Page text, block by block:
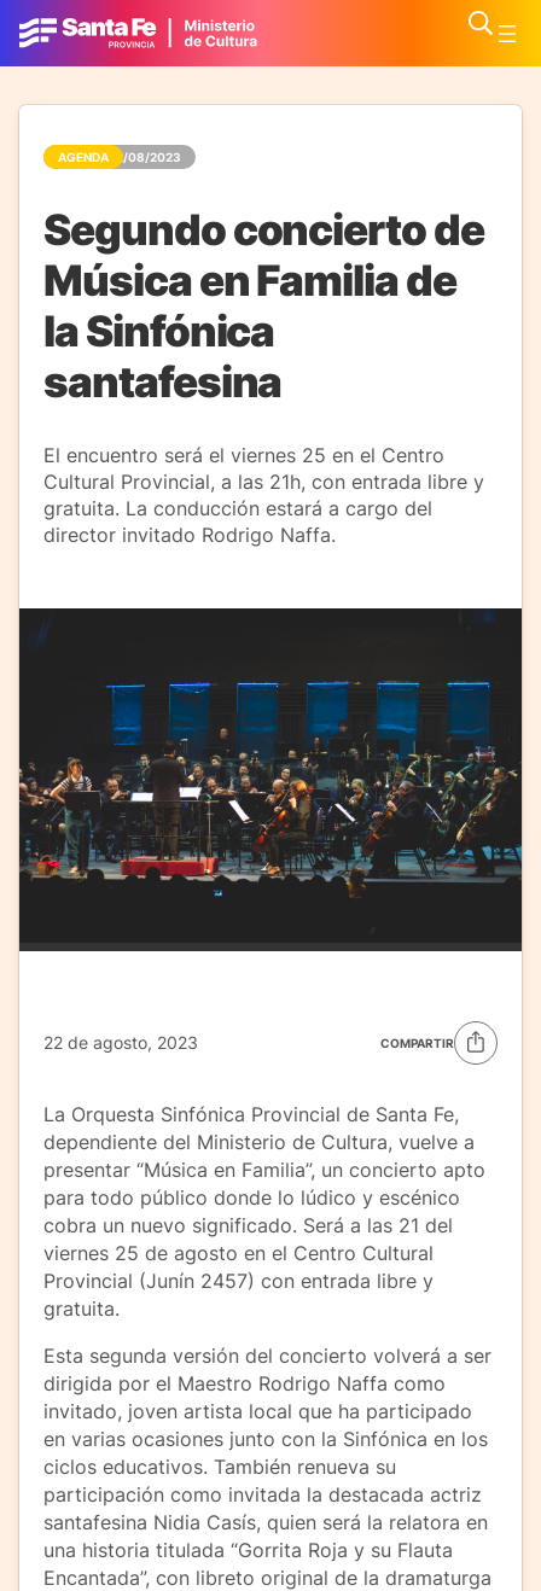
AGENDA 22/08/2023
Segundo concierto de
Música en Familia de
la Sinfónica
santafesina
El encuentro será el viernes 25 en el Centro
Cultural Provincial, a las 21h, con entrada libre y
gratuita. La conducción estará a cargo del
director invitado Rodrigo Naffa.
22 de agosto, 2023 COMPARTIR
La Orquesta Sinfónica Provincial de Santa Fe,
dependiente del Ministerio de Cultura, vuelve a
presentar “Música en Familia”, un concierto apto
para todo público donde lo lúdico y escénico
cobra un nuevo significado. Será a las 21 del
viernes 25 de agosto en el Centro Cultural
Provincial (Junín 2457) con entrada libre y
gratuita.
Esta segunda versión del concierto volverá a ser
dirigida por el Maestro Rodrigo Naffa como
invitado, joven artista local que ha participado
en varias ocasiones junto con la Sinfónica en los
ciclos educativos. También renueva su
participación como invitada la destacada actriz
santafesina Nidia Casís, quien será la relatora en
una historia titulada “Gorrita Roja y su Flauta
Encantada”, con libreto original de la dramaturga